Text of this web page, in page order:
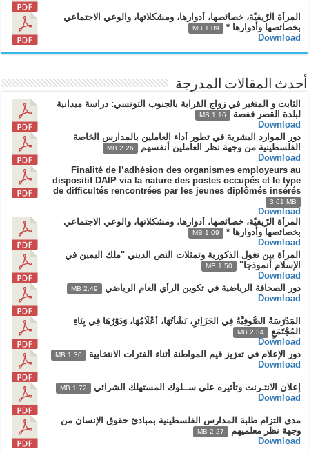
المرأة الرّيفيّة، خصائصها، أدوارها، ومشكلاتها، والوعي الاجتماعي
بخصائصها وأدوارها *
1.09 MB
Download
أحدث المقالات المدرجة
الثابت و المتغير في زواج القرابة بالجنوب التونسي: دراسة ميدانية
لبلدة القصر قفصة
1.16 MB
Download
دور الموارد البشرية في تطور أداء العاملين بالمدارس الخاصة
الفلسطينية من وجهة نظر العاملين أنفسهم
2.26 MB
Download
Finalité de l’adhésion des organismes employeurs au
dispositif DAIP via la nature des postes occupés et le type
de difficultés rencontrées par les jeunes diplômés insérés
3.61 MB
Download
المرأة الرّيفيّة، خصائصها، أدوارها، ومشكلاتها، والوعي الاجتماعي
بخصائصها وأدوارها *
1.09 MB
Download
المرأة بين تغول الذكورية وتمثلات النص الديني "ملك اليمين في
الإسلام أنموذجا"
1.50 MB
Download
دور الصحافة الرياضية في تكوين الرأي العام الرياضي
2.49 MB
Download
المَدْرَسَةُ الصُّوفِيَّةُ فِي الجَزَاِئرِ، نَشْأَتُهَا، أَعْلَامُهَا، وَدَوْرُهَا فِي بِنَاءِ
المُجْتَمَعِ 2.34 MB
Download
دور الإعلام في تعزيز قيم المواطنة أثناء الفترات الانتخابية
1.30 MB
Download
إعلان الانتـرنت وتأثيره على ســلوك المستهلك الشرائي 1.72 MB
Download
مدى التزام طلبة المدارس الفلسطينية بمبادئ حقوق الإنسان من
وجهة نظر معلميهم
2.27 MB
Download